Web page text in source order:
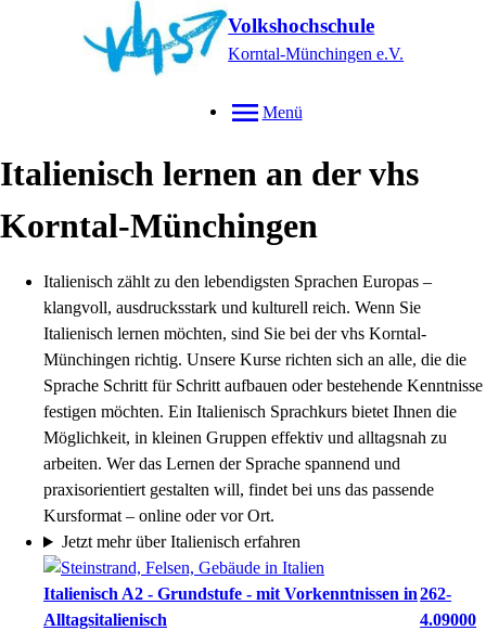
Volkshochschule
Korntal-Münchingen e.V.
Menü
Italienisch lernen an der vhs
Korntal-Münchingen
Italienisch zählt zu den lebendigsten Sprachen Europas –
klangvoll, ausdrucksstark und kulturell reich. Wenn Sie
Italienisch lernen möchten, sind Sie bei der vhs Korntal-
Münchingen richtig. Unsere Kurse richten sich an alle, die die
Sprache Schritt für Schritt aufbauen oder bestehende Kenntnisse
festigen möchten. Ein Italienisch Sprachkurs bietet Ihnen die
Möglichkeit, in kleinen Gruppen effektiv und alltagsnah zu
arbeiten. Wer das Lernen der Sprache spannend und
praxisorientiert gestalten will, findet bei uns das passende
Kursformat – online oder vor Ort.
Jetzt mehr über Italienisch erfahren
Italienisch A2 - Grundstufe - mit Vorkenntnissen in
Alltagsitalienisch
262-
4.09000